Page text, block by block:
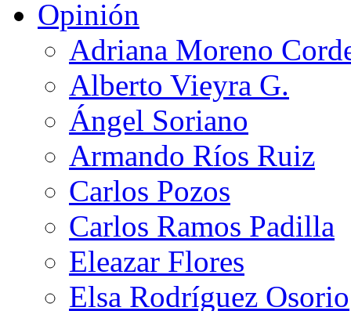
Opinión
Adriana Moreno
Alberto Vieyra G.
Ángel Soriano
Armando Ríos Ruiz
Carlos Pozos
Carlos Ramos Padilla
Eleazar Flores
Elsa Rodríguez Osorio